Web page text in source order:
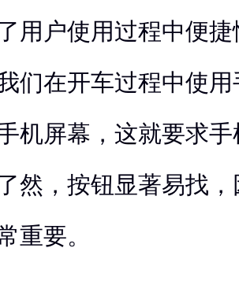
用户使用过程中便
们在开车过程中使
机屏幕，这就要求
然，按钮显著易找
重要。